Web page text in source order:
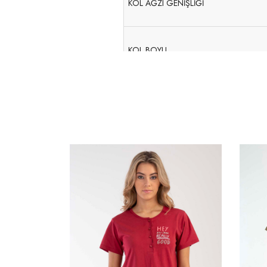
KOL AĞZI GENİŞLİĞİ
KOL BOYU
ARKA YAKA DÜŞÜKLÜĞÜ-OMUZ
YAKA BİYE ENİ
YAKA AÇIKLIĞI- İÇTEN İÇE